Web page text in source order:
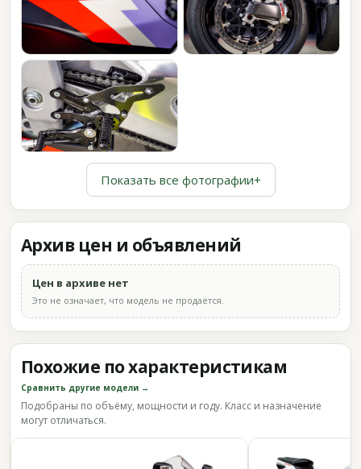
Показать все фотографии+
Архив цен и объявлений
Цен в архиве нет
Это не означает, что модель не продаётся.
Похожие по характеристикам
Сравнить другие модели →
Подобраны по объёму, мощности и году. Класс и назначение
могут отличаться.